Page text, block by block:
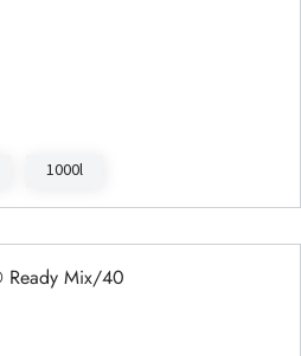
1000l